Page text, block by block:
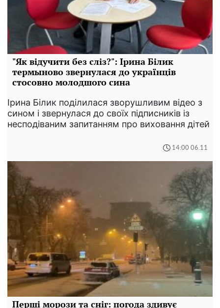
"Як відучити без сліз?": Ірина Білик
термыново звернулася до українців
стосовно молодшого сина
Ірина Білик поділилася зворушливим відео з
сином і звернулася до своїх підписників із
несподіваним запитанням про виховання дітей
14:00 06.11
Перші морози та сніг: погода здивує